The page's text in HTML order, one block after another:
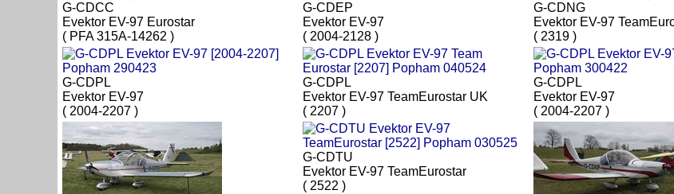
G-CDCC
Evektor EV-97 Eurostar
( PFA 315A-14262 )
G-CDEP
Evektor EV-97
( 2004-2128 )
G-CDNG
Evektor EV-97
( 2319 )
G-CDPL
Evektor EV-97
( 2004-2207 )
G-CDPL
Evektor EV-97 TeamEurostar UK
( 2207 )
G-CDPL
Evektor EV-97
( 2004-2207 )
G-CDTU
Evektor EV-97 TeamEurostar
( 2522 )